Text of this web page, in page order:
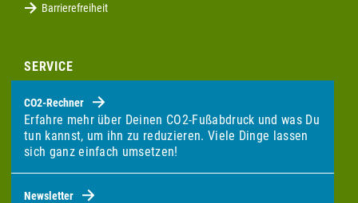
Barrierefreiheit
SERVICE
CO2-Rechner
Erfahre mehr über Deinen CO2-Fußabdruck und was Du
tun kannst, um ihn zu reduzieren. Viele Dinge lassen
sich ganz einfach umsetzen!
Newsletter